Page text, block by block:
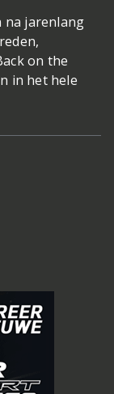
na jarenlang
on the
in het hele